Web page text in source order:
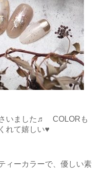
いました♬ COLORも
れて嬉しい♥
ィーカラーで、優しい素